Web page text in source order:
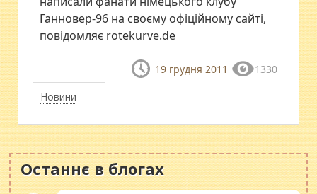
Новини
Ганновер-96 на своєму офіційному сайті,
повідомляє rotekurve.de
19 грудня 2011 1330
Останнє в блогах